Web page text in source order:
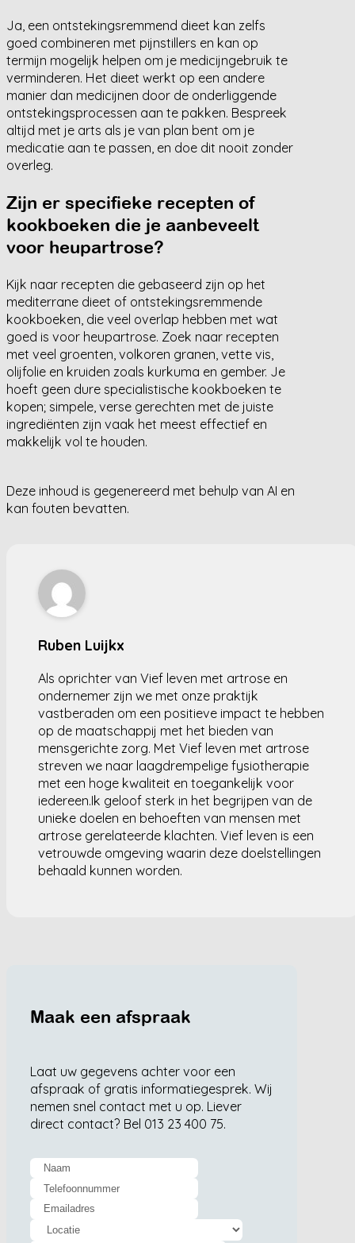
Ja, een ontstekingsremmend dieet kan zelfs
goed combineren met pijnstillers en kan op
termijn mogelijk helpen om je medicijngebruik te
verminderen. Het dieet werkt op een andere
manier dan medicijnen door de onderliggende
ontstekingsprocessen aan te pakken. Bespreek
altijd met je arts als je van plan bent om je
medicatie aan te passen, en doe dit nooit zonder
overleg.
Zijn er specifieke recepten of
kookboeken die je aanbeveelt
voor heupartrose?
Kijk naar recepten die gebaseerd zijn op het
mediterrane dieet of ontstekingsremmende
kookboeken, die veel overlap hebben met wat
goed is voor heupartrose. Zoek naar recepten
met veel groenten, volkoren granen, vette vis,
olijfolie en kruiden zoals kurkuma en gember. Je
hoeft geen dure specialistische kookboeken te
kopen; simpele, verse gerechten met de juiste
ingrediënten zijn vaak het meest effectief en
makkelijk vol te houden.
Deze inhoud is gegenereerd met behulp van AI en
kan fouten bevatten.
Ruben Luijkx
Als oprichter van Vief leven met artrose en
ondernemer zijn we met onze praktijk
vastberaden om een positieve impact te hebben
op de maatschappij met het bieden van
mensgerichte zorg. Met Vief leven met artrose
streven we naar laagdrempelige fysiotherapie
met een hoge kwaliteit en toegankelijk voor
iedereen.Ik geloof sterk in het begrijpen van de
unieke doelen en behoeften van mensen met
artrose gerelateerde klachten. Vief leven is een
vetrouwde omgeving waarin deze doelstellingen
behaald kunnen worden.
Maak een afspraak
Laat uw gegevens achter voor een
afspraak of gratis informatiegesprek. Wij
nemen snel contact met u op. Liever
direct contact? Bel 013 23 400 75.